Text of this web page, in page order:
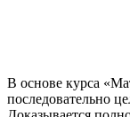
В основе курса
последовательно